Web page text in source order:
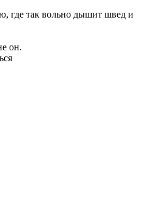
где так вольно дышит швед и
он.